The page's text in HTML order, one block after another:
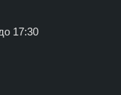
17:30